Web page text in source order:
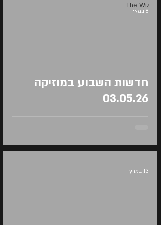
The Wiz
חדשות השבוע במוזיקה
03.05.26
8 במאי
13 במרץ